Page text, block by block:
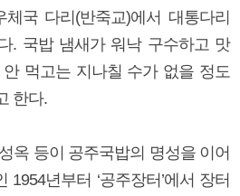
국 다리(반죽교)에서 대통다리
. 국밥 냄새가 워낙 구수하고 맛
먹고는 지나칠 수가 없을 정도
한다.
옥 등이 공주국밥의 명성을 이어
1954년부터 ‘공주장터’에서 장터